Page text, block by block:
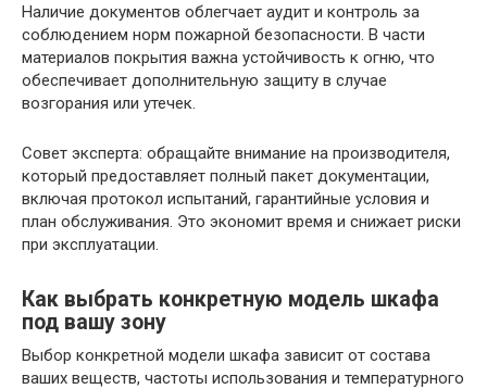
Наличие документов облегчает аудит и контроль за
соблюдением норм пожарной безопасности. В части
материалов покрытия важна устойчивость к огню, что
обеспечивает дополнительную защиту в случае
возгорания или утечек.
Совет эксперта: обращайте внимание на производителя,
который предоставляет полный пакет документации,
включая протокол испытаний, гарантийные условия и
план обслуживания. Это экономит время и снижает риски
при эксплуатации.
Как выбрать конкретную модель шкафа
под вашу зону
Выбор конкретной модели шкафа зависит от состава
ваших веществ, частоты использования и температурного